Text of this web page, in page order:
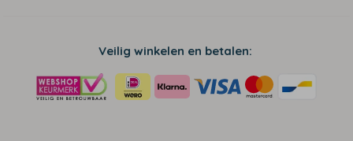
Veilig winkelen en betalen: